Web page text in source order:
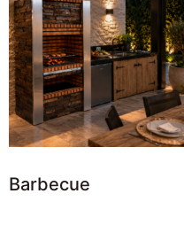
Barbecue